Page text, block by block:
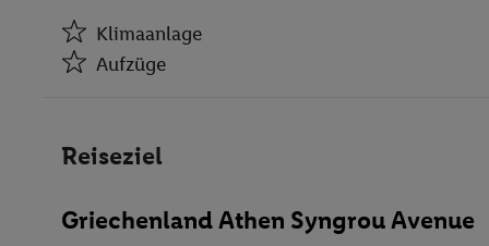
Klimaanlage
Aufzüge
Aufzüge
Geschäfte
Öffentliches Internet
Reiseziel
Griechenland Athen Syngrou Avenue